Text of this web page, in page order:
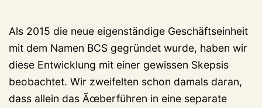
Als 2015 die neue eigenständige Geschäftseinheit
mit dem Namen BCS gegründet wurde, haben wir
diese Entwicklung mit einer gewissen Skepsis
beobachtet. Wir zweifelten schon damals daran,
dass allein das Ãœberführen in eine separate